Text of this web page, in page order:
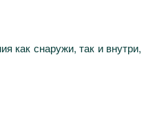
как снаружи, так и внутри,